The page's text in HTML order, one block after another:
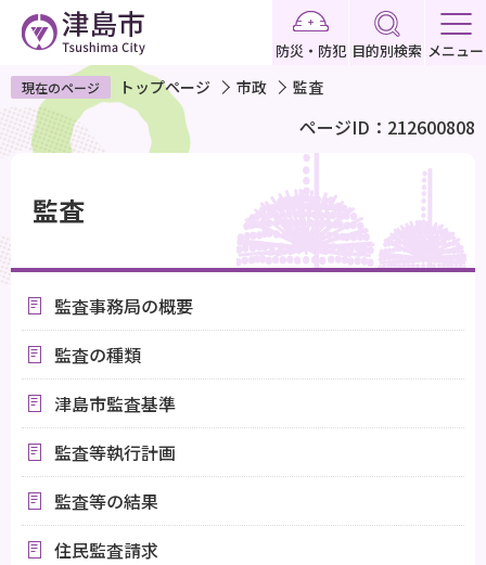
ペ
ー
ジ
の
で
す
防災・防犯 目的別検索 メニュー
現在のページ トップページ 市政 監査
ページID：212600808
監査
監査事務局の概要
監査の種類
津島市監査基準
監査等執行計画
監査等の結果
住民監査請求